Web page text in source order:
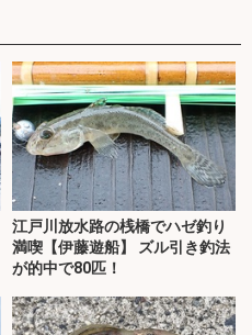
江戸川放水路の桟橋でハゼ釣り
満喫【伊藤遊船】 ズル引き釣法
が的中で80匹！